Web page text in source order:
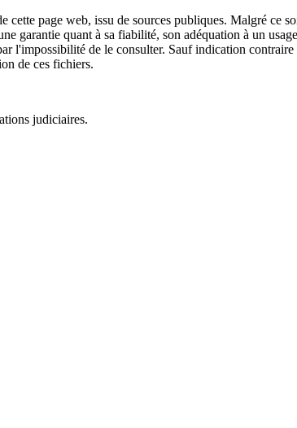
page web, issu de sources publiques. Malgré ce
garantie quant à sa fiabilité, son adéquation à un
l'impossibilité de le consulter. Sauf indication
de ces fichiers.
judiciaires.